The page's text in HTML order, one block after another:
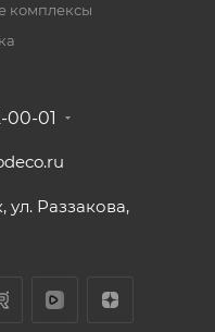
комплексы
00-01
Раззакова,